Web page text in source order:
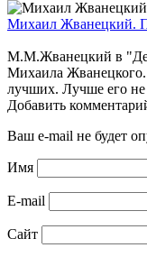
Михаил Жванецкий.
М.М.Жванецкий в
Михаила
лучших. Лучше его
Добавить
Ваш e-mail не будет
Имя
E-mail
Сайт